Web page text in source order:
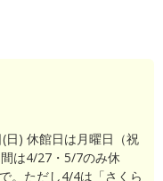
日) 休館日は月曜日（祝
は4/27・5/7のみ休
。ただし4/4は「さくら